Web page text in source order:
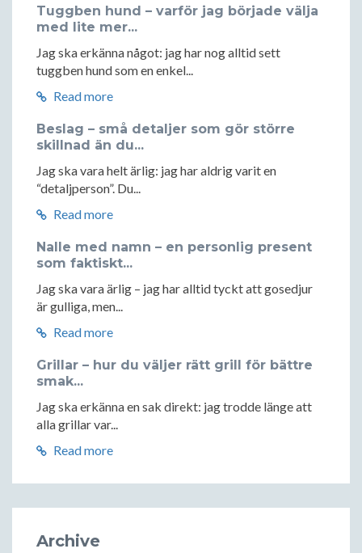
Tuggben hund – varför jag började välja
med lite mer...
Jag ska erkänna något: jag har nog alltid sett
tuggben hund som en enkel...
Read more
Beslag – små detaljer som gör större
skillnad än du...
Jag ska vara helt ärlig: jag har aldrig varit en
“detaljperson”. Du...
Read more
Nalle med namn – en personlig present
som faktiskt...
Jag ska vara ärlig – jag har alltid tyckt att gosedjur
är gulliga, men...
Read more
Grillar – hur du väljer rätt grill för bättre
smak...
Jag ska erkänna en sak direkt: jag trodde länge att
alla grillar var...
Read more
Archive